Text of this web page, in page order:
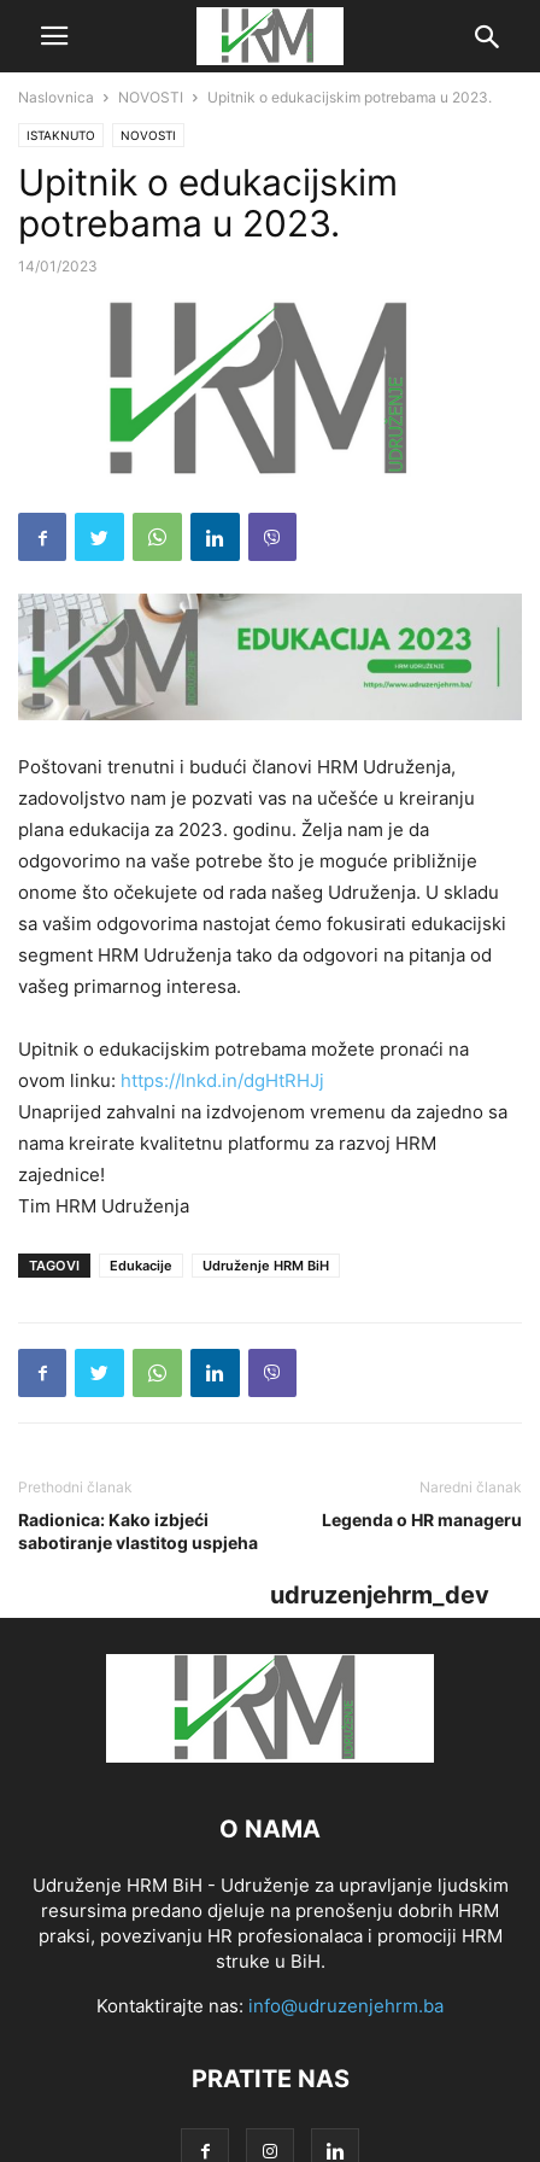
Naslovnica NOVOSTI Upitnik o edukacijskim potrebama u 2023.
ISTAKNUTO NOVOSTI
Upitnik o edukacijskim
potrebama u 2023.
14/01/2023
Poštovani trenutni i budući članovi HRM Udruženja,
zadovoljstvo nam je pozvati vas na učešće u kreiranju
plana edukacija za 2023. godinu. Želja nam je da
odgovorimo na vaše potrebe što je moguće približnije
onome što očekujete od rada našeg Udruženja. U skladu
sa vašim odgovorima nastojat ćemo fokusirati edukacijski
segment HRM Udruženja tako da odgovori na pitanja od
vašeg primarnog interesa.
Upitnik o edukacijskim potrebama možete pronaći na
ovom linku: https://lnkd.in/dgHtRHJj
Unaprijed zahvalni na izdvojenom vremenu da zajedno sa
nama kreirate kvalitetnu platformu za razvoj HRM
zajednice!
Tim HRM Udruženja
TAGOVI Edukacije Udruženje HRM BiH
Prethodni članak
Radionica: Kako izbjeći
sabotiranje vlastitog uspjeha
Naredni članak
Legenda o HR manageru
udruzenjehrm_dev
O NAMA
Udruženje HRM BiH - Udruženje za upravljanje ljudskim
resursima predano djeluje na prenošenju dobrih HRM
praksi, povezivanju HR profesionalaca i promociji HRM
struke u BiH.
Kontaktirajte nas: info@udruzenjehrm.ba
PRATITE NAS